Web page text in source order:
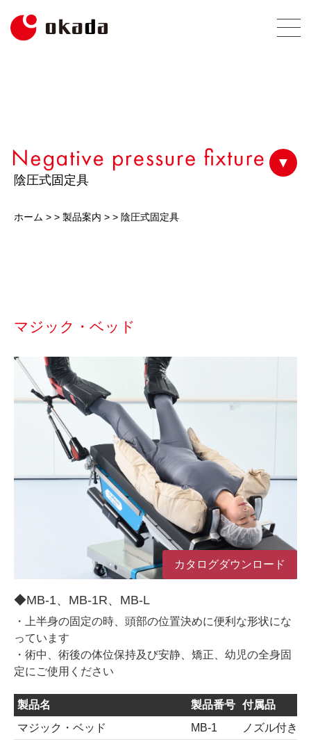
陰圧式固定具
ホーム > > 製品案内 > > 陰圧式固定具
▼
マジック・ベッド
カタログダウンロード
◆MB-1、MB-1R、MB-L
・上半身の固定の時、頭部の位置決めに便利な形状にな
っています
・術中、術後の体位保持及び安静、矯正、幼児の全身固
定にご使用ください
製品名 製品番号
付属品
マジック・ベッド
MB-1
ノズル付き